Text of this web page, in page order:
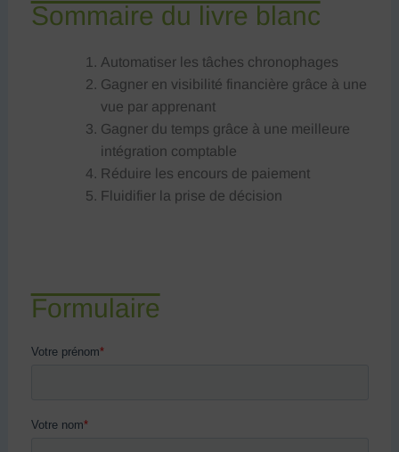
Sommaire du livre blanc
Automatiser les tâches chronophages
Gagner en visibilité financière grâce à une
vue par apprenant
Gagner du temps grâce à une meilleure
intégration comptable
Réduire les encours de paiement
Fluidifier la prise de décision
Formulaire